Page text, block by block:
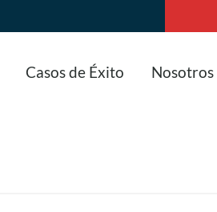
Casos de Éxito Nosotros